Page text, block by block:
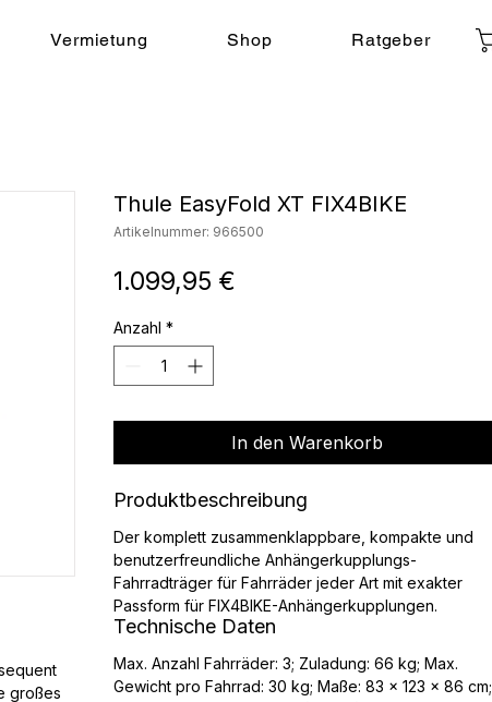
Vermietung Shop Ratgeber
großes
Thule EasyFold XT FIX4BIKE
Artikelnummer: 966500
1.099,95 €
Anzahl *
In den Warenkorb
Produktbeschreibung
Der komplett zusammenklappbare, kompakte und
benutzerfreundliche Anhängerkupplungs-
Fahrradträger für Fahrräder jeder Art mit exakter
Passform für FIX4BIKE-Anhängerkupplungen.
Technische Daten
Max. Anzahl Fahrräder: 3; Zuladung: 66 kg; Max.
Gewicht pro Fahrrad: 30 kg; Maße: 83 x 123 x 86 cm;